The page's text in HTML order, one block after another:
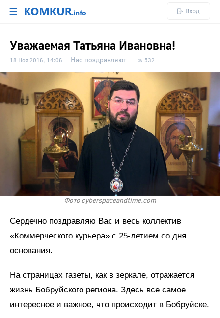
☰ Вход
Уважаемая Татьяна Ивановна!
18 Ноя 2016, 14:06 Нас поздравляют 532
Фото cyberspaceandtime.com
Сердечно поздравляю Вас и весь коллектив
«Коммерческого курьера» с 25‑летием со дня
основания.
На страницах газеты, как в зеркале, отражается
жизнь Бобруйского региона. Здесь все самое
интересное и важное, что происходит в Бобруйске.